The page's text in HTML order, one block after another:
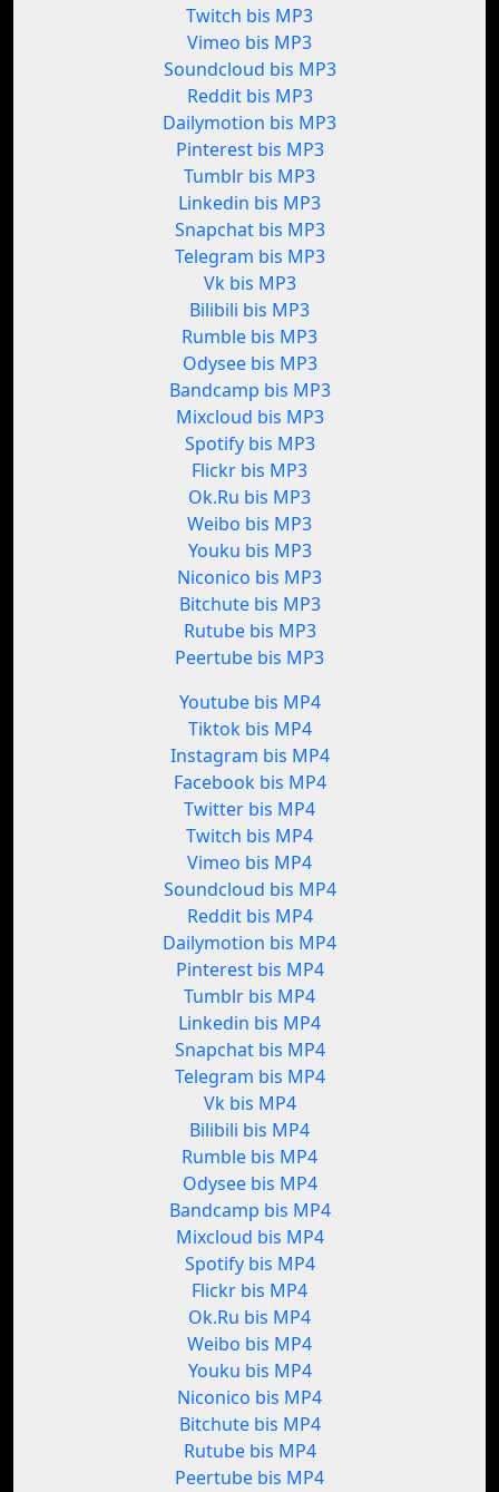
Twitch bis MP3
Vimeo bis MP3
Soundcloud bis MP3
Reddit bis MP3
Dailymotion bis MP3
Pinterest bis MP3
Tumblr bis MP3
Linkedin bis MP3
Snapchat bis MP3
Telegram bis MP3
Vk bis MP3
Bilibili bis MP3
Rumble bis MP3
Odysee bis MP3
Bandcamp bis MP3
Mixcloud bis MP3
Spotify bis MP3
Flickr bis MP3
Ok.Ru bis MP3
Weibo bis MP3
Youku bis MP3
Niconico bis MP3
Bitchute bis MP3
Rutube bis MP3
Peertube bis MP3
Youtube bis MP4
Tiktok bis MP4
Instagram bis MP4
Facebook bis MP4
Twitter bis MP4
Twitch bis MP4
Vimeo bis MP4
Soundcloud bis MP4
Reddit bis MP4
Dailymotion bis MP4
Pinterest bis MP4
Tumblr bis MP4
Linkedin bis MP4
Snapchat bis MP4
Telegram bis MP4
Vk bis MP4
Bilibili bis MP4
Rumble bis MP4
Odysee bis MP4
Bandcamp bis MP4
Mixcloud bis MP4
Spotify bis MP4
Flickr bis MP4
Ok.Ru bis MP4
Weibo bis MP4
Youku bis MP4
Niconico bis MP4
Bitchute bis MP4
Rutube bis MP4
Peertube bis MP4